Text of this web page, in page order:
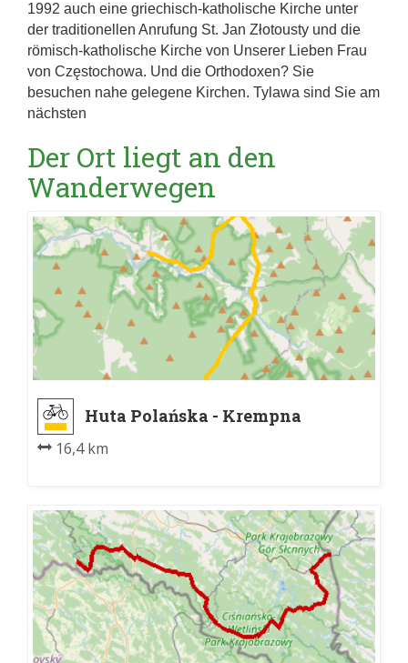
1992 auch eine griechisch-katholische Kirche unter
der traditionellen Anrufung St. Jan Złotousty und die
römisch-katholische Kirche von Unserer Lieben Frau
von Częstochowa. Und die Orthodoxen? Sie
besuchen nahe gelegene Kirchen. Tylawa sind Sie am
nächsten
Der Ort liegt an den
Wanderwegen
Huta Polańska - Krempna
16,4 km